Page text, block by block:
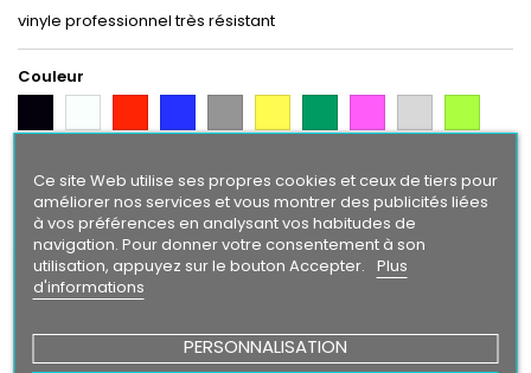
vinyle professionnel très résistant
Couleur
ArgentCitron
Intense
Finition
Brillant
Mat
39,90 €
Ce site Web utilise ses propres cookies et ceux de tiers pour
améliorer nos services et vous montrer des publicités liées
à vos préférences en analysant vos habitudes de
navigation. Pour donner votre consentement à son
utilisation, appuyez sur le bouton Accepter. Plus
d'informations
PERSONNALISATION